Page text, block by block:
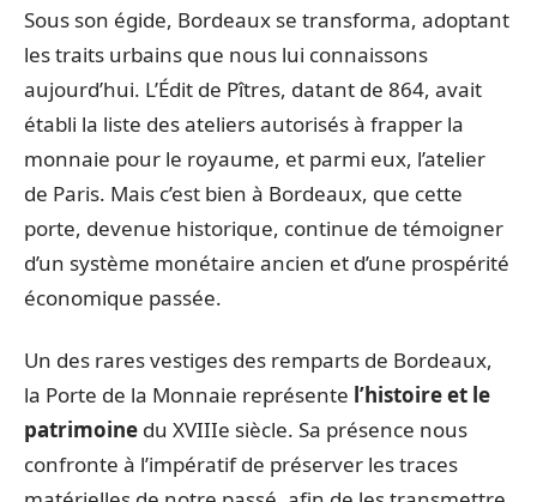
Sous son égide, Bordeaux se transforma, adoptant
les traits urbains que nous lui connaissons
aujourd’hui. L’Édit de Pîtres, datant de 864, avait
établi la liste des ateliers autorisés à frapper la
monnaie pour le royaume, et parmi eux, l’atelier
de Paris. Mais c’est bien à Bordeaux, que cette
porte, devenue historique, continue de témoigner
d’un système monétaire ancien et d’une prospérité
économique passée.
Un des rares vestiges des remparts de Bordeaux,
la Porte de la Monnaie représente l’histoire et le
patrimoine du XVIIIe siècle. Sa présence nous
confronte à l’impératif de préserver les traces